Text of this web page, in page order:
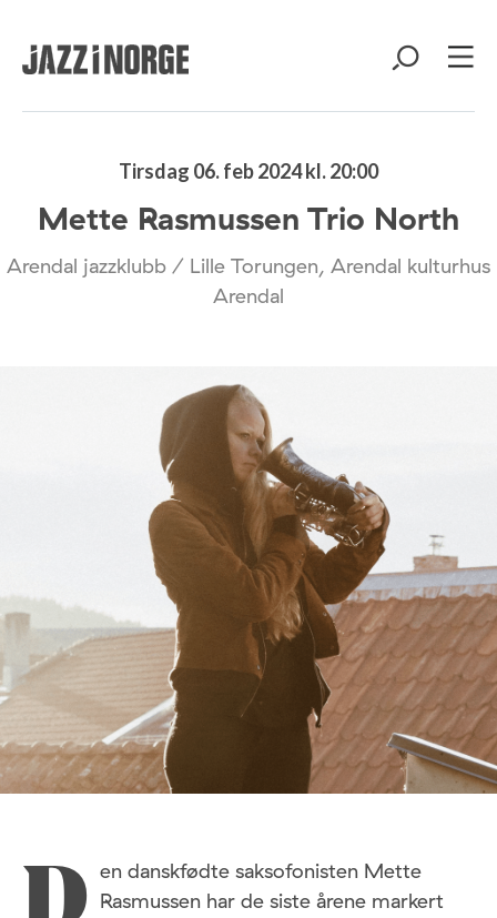
Tirsdag 06. feb 2024 kl. 20:00
Mette Rasmussen Trio North
Arendal jazzklubb / Lille Torungen, Arendal kulturhus
Arendal
en danskfødte saksofonisten Mette
Rasmussen har de siste årene markert